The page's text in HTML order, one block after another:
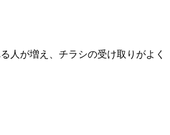
人が増え、チラシの受け取りがよく